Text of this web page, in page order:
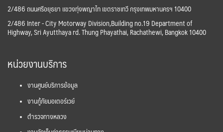
2/486 ถนนศรีอยุธยา แขวงทุ่งพญาไท เขตราชเทวี กรุงเทพมหานครฯ 10400
2/486 Inter - City Motorway Division,Building no.19 Department of
Highway, Sri Ayutthaya rd. Thung Phayathai, Rachathewi, Bangkok 10400
หน่วยงานบริการ
งานศูนย์บริการข้อมูล
งานกู้ภัยมอเตอร์เวย์
ตำรวจทางหลวง